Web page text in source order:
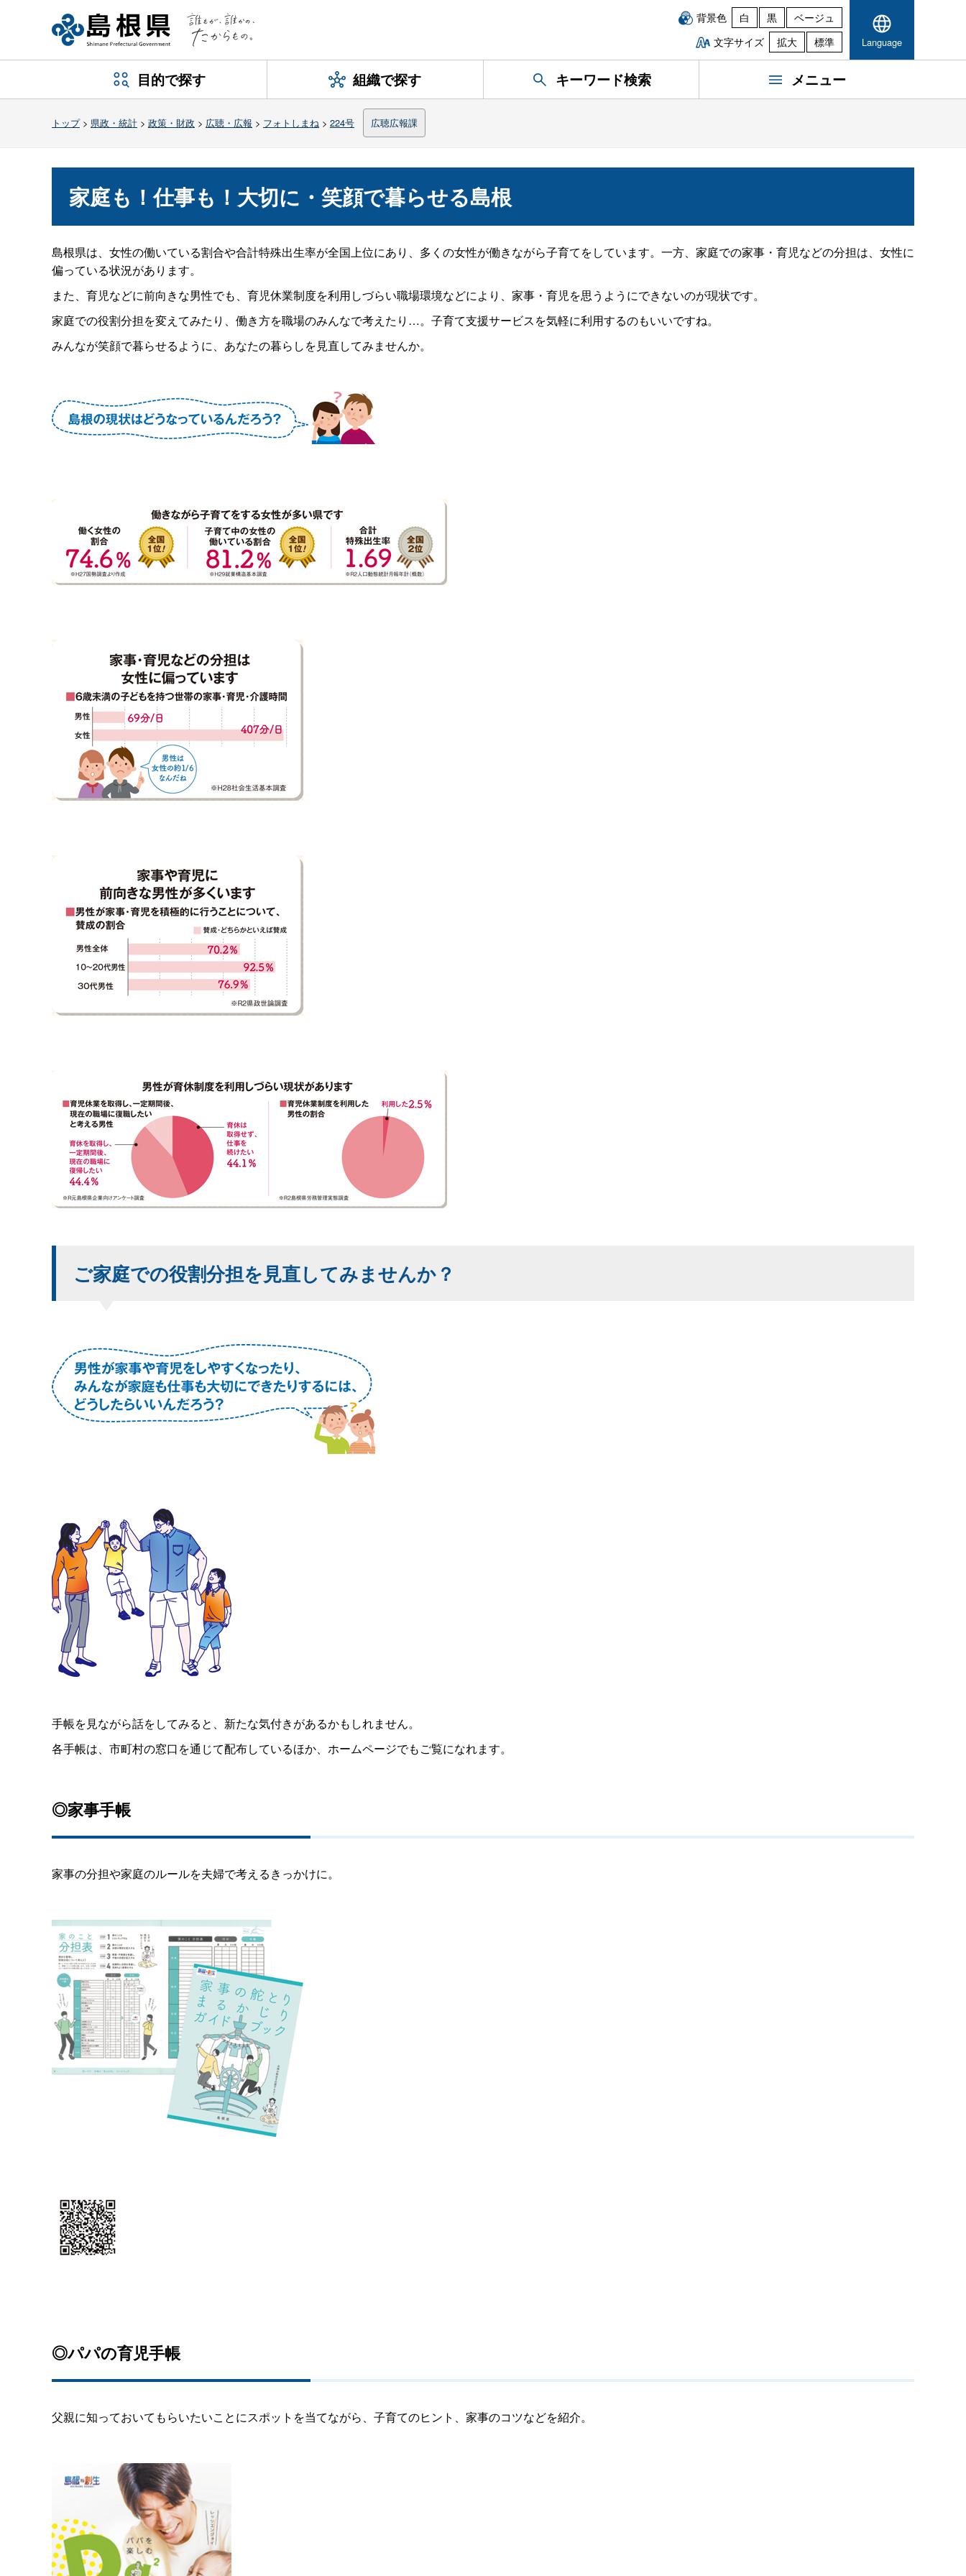
背景色 白 黒
ベージュ
文字サイズ
拡大 標準 Language
目的で探す 組織で探す キーワード検索 メニュー
トップ> 県政・統計 > 政策・財政 > 広聴・広報 > フォトしまね > 224号 広聴広報課
家庭も！仕事も！大切に・笑顔で暮らせる島根
島根県は、女性の働いている割合や合計特殊出生率が全国上位にあり、多くの女性が働きながら子育てをしています。一方、家庭での家事・育児などの分担は、女性に
偏っている状況があります。
また、育児などに前向きな男性でも、育児休業制度を利用しづらい職場環境などにより、家事・育児を思うようにできないのが現状です。
家庭での役割分担を変えてみたり、働き方を職場のみんなで考えたり…。子育て支援サービスを気軽に利用するのもいいですね。
みんなが笑顔で暮らせるように、あなたの暮らしを見直してみませんか。
ご家庭での役割分担を見直してみませんか？
手帳を見ながら話をしてみると、新たな気付きがあるかもしれません。
各手帳は、市町村の窓口を通じて配布しているほか、ホームページでもご覧になれます。
◎家事手帳
家事の分担や家庭のルールを夫婦で考えるきっかけに。
◎パパの育児手帳
父親に知っておいてもらいたいことにスポットを当てながら、子育てのヒント、家事のコツなどを紹介。